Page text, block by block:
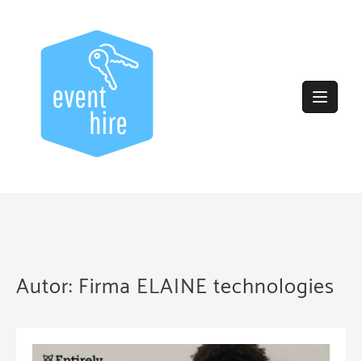
Autor: Firma ELAINE technologies